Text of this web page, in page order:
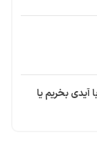
آیدی بخریم یا